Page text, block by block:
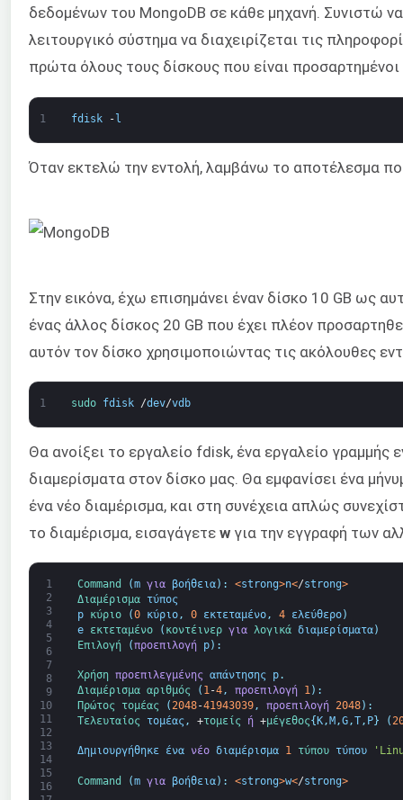
δεδομένων του MongoDB σε κάθε μηχανή. Συνιστώ
λειτουργικό σύστημα να διαχειρίζεται τις
πρώτα όλους τους δίσκους που είναι
1 fdisk -l
Όταν εκτελώ την εντολή, λαμβάνω το αποτέλεσμα
Στην εικόνα, έχω επισημάνει έναν δίσκο 10 GB ως
ένας άλλος δίσκος 20 GB που έχει πλέον
αυτόν τον δίσκο χρησιμοποιώντας τις ακόλουθες
1 sudo fdisk /dev/vdb
Θα ανοίξει το εργαλείο fdisk, ένα εργαλείο γραμμής
διαμερίσματα στον δίσκο μας. Θα εμφανίσει ένα
ένα νέο διαμέρισμα, και στη συνέχεια απλώς
το διαμέρισμα, εισαγάγετε w για την εγγραφή των
1
2
3
4
5
6
7
8
9
10
11
12
13
14
15
16
Command (m για βοήθεια) : <strong>n</strong>
Διαμέρισμα τύπος
p
κύριο (0 κύριο, 0 εκτεταμένο, 4 ελεύθερο)
e
εκτεταμένο ( κοντέινερ για λογικά διαμερίσματα)
Επιλογή
(προεπιλογή p) :
Χρήση προεπιλεγμένης απάντησης p.
Διαμέρισμα αριθμός ( 1-4, προεπιλογή 1) :
Πρώτος τομέας ( 2048-41943039, προεπιλογή 2048) :
Τελευταίος τομέας, +τομείς ή +μέγεθος{K,M,G,T, P} (
Δημιουργήθηκε ένα νέο διαμέρισμα 1 τύπου τύπου
Command (m για βοήθεια) : <strong>w</strong>